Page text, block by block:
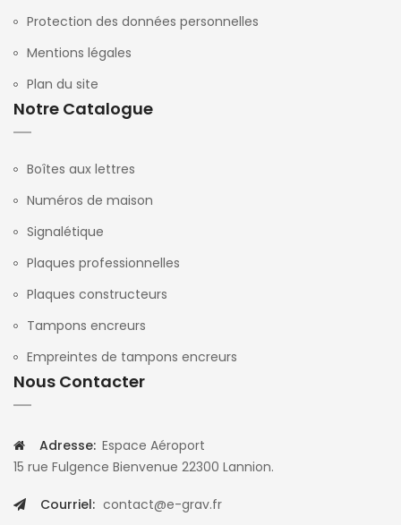
Protection des données personnelles
Mentions légales
Plan du site
Notre Catalogue
Boîtes aux lettres
Numéros de maison
Signalétique
Plaques professionnelles
Plaques constructeurs
Tampons encreurs
Empreintes de tampons encreurs
Nous Contacter
Adresse: Espace Aéroport
15 rue Fulgence Bienvenue 22300 Lannion.
Courriel: contact@e-grav.fr